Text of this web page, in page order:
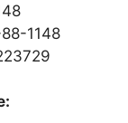
1148